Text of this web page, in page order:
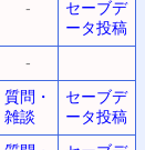
-
セーブデ
ータ投稿
-
質問・
雑談
セーブデ
ータ投稿